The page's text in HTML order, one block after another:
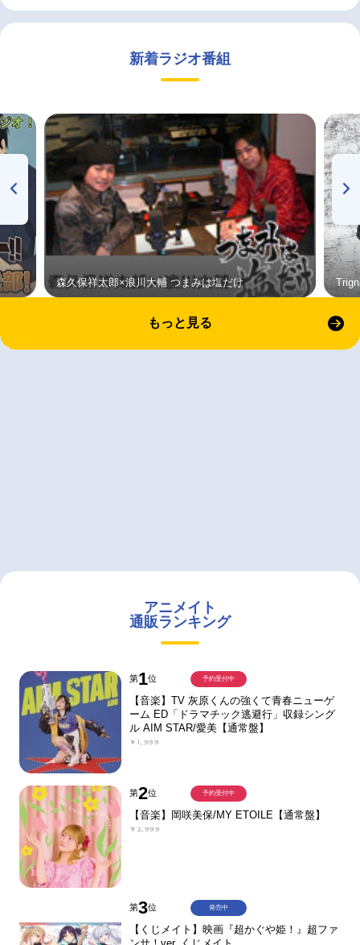
新着ラジオ番組
森久保祥太郎×浪川大輔 つまみは塩だけ
もっと見る
アニメイト
通販ランキング
第1位
【音楽】TV 灰原くんの強くて青春ニューゲ
ーム ED「ドラマチック逃避行」収録シング
ル AIM STAR/愛美【通常盤】
￥1,999
予約受付中
第2位
【音楽】岡咲美保/MY ETOILE【通常盤】
￥2,999
予約受付中
第3位
【くじメイト】映画『超かぐや姫！』超ファ
発売中